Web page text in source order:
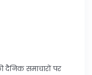
दैनिक समाचारों पर